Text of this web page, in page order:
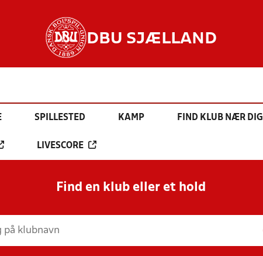
DBU SJÆLLAND
SPILLESTED KAMP FIND KLUB NÆR DIG
LIVESCORE
Find en klub eller et hold